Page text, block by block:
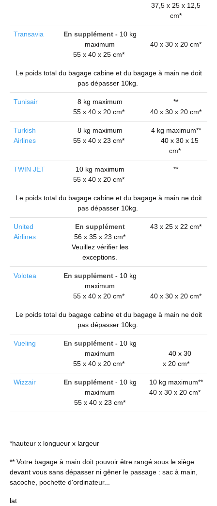
37,5 x 25 x 12,5
cm*
Transavia En supplément - 10 kg
maximum
55 x 40 x 25 cm*
40 x 30 x 20 cm*
Le poids total du bagage cabine et du bagage à main ne doit
pas dépasser 10kg.
Tunisair
8 kg maximum
55 x 40 x 20 cm*
**
40 x 30 x 20 cm*
Turkish
Airlines
8 kg maximum
55 x 40 x 23 cm*
4 kg maximum**
40 x 30 x 15
cm*
TWIN JET
10 kg maximum
55 x 40 x 20 cm*
**
Le poids total du bagage cabine et du bagage à main ne doit
pas dépasser 10kg.
United
Airlines
En supplément
56 x 35 x 23 cm*
Veuillez vérifier les
exceptions.
43 x 25 x 22 cm*
Volotea En supplément - 10 kg
maximum
55 x 40 x 20 cm*
40 x 30 x 20 cm*
Le poids total du bagage cabine et du bagage à main ne doit
pas dépasser 10kg.
Vueling En supplément - 10 kg
maximum
55 x 40 x 20 cm*
40 x 30
x 20 cm*
Wizzair En supplément- 10 kg
maximum
55 x 40 x 23 cm*
10 kg maximum**
40 x 30 x 20 cm*
*hauteur x longueur x largeur
** Votre bagage à main doit pouvoir être rangé sous le siège
devant vous sans dépasser ni gêner le passage : sac à main,
sacoche, pochette d'ordinateur...
lat